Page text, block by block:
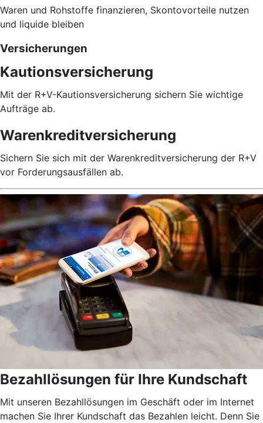
Waren und Rohstoffe finanzieren, Skontovorteile nutzen
und liquide bleiben
Versicherungen
Kautionsversicherung
Mit der R+V-Kautionsversicherung sichern Sie wichtige
Aufträge ab.
Warenkreditversicherung
Sichern Sie sich mit der Warenkreditversicherung der R+V
vor Forderungsausfällen ab.
Bezahllösungen für Ihre Kundschaft
Mit unseren Bezahllösungen im Geschäft oder im Internet
machen Sie Ihrer Kundschaft das Bezahlen leicht. Denn Sie